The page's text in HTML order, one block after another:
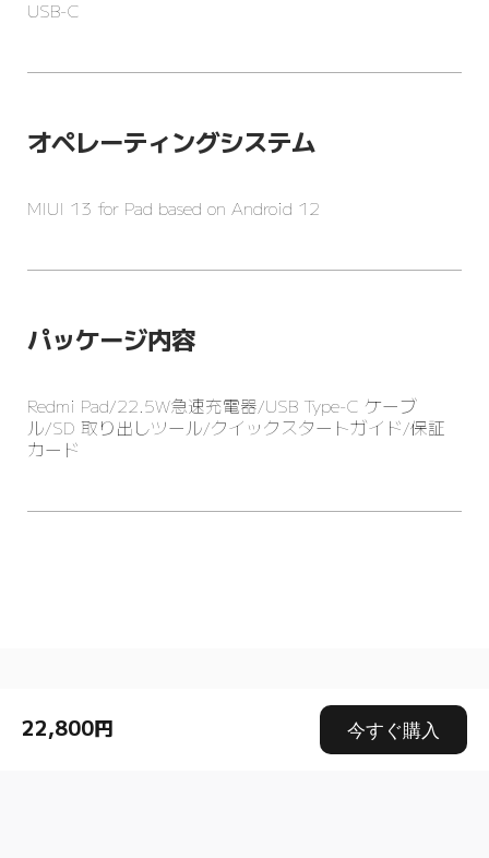
22,800円 今すぐ購入
USB-C
オペレーティングシステム
MIUI 13 for Pad based on Android 12
パッケージ内容
Redmi Pad/22.5W急速充電器/USB Type-C ケーブ
ル/SD 取り出しツール/クイックスタートガイド/保証
カード